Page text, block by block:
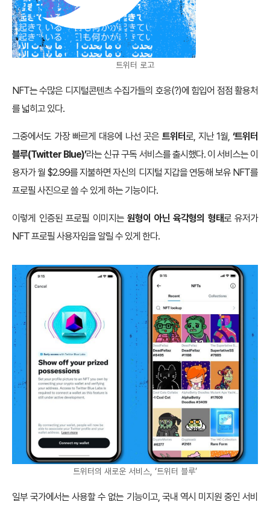
트위터 로고
NFT는 수많은 디지털콘텐츠 수집가들의 호응(?)에 힘입어 점점 활용처
를 넓히고 있다.
그중에서도 가장 빠르게 대응에 나선 곳은 트위터 로, 지난 1월, ‘트위터
블루(Twitter Blue)’라는 신규 구독 서비스를 출시했다. 이 서비스는 이
용자가 월 $2.99를 지불하면 자신의 디지털 지갑을 연동해 보유 NFT를
프로필 사진으로 쓸 수 있게 하는 기능이다.
이렇게 인증된 프로필 이미지는 원형이 아닌 육각형의 형태로 유저가
NFT 프로필 사용자임을 알릴 수 있게 한다.
트위터의 새로운 서비스, ‘트위터 블루’
일부 국가에서는 사용할 수 없는 기능이고, 국내 역시 미지원 중인 서비